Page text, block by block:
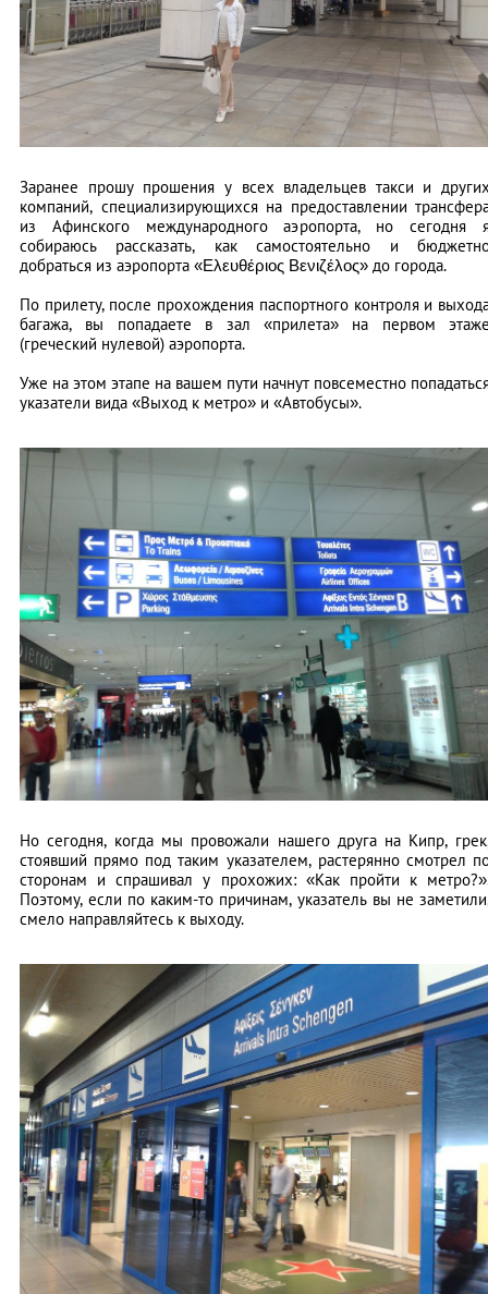
Заранее прошу прошения у всех владельцев такси и
компаний, специализирующихся на предоставлении
из Афинского международного аэропорта, но сегодня
собираюсь рассказать, как самостоятельно и
добраться из аэропорта «Ελευθέριος Βενιζέλος» до города.
По прилету, после прохождения паспортного контроля и
багажа, вы попадаете в зал «прилета» на первом
(греческий нулевой) аэропорта.
Уже на этом этапе на вашем пути начнут повсеместно
указатели вида «Выход к метро» и «Автобусы».
Но сегодня, когда мы провожали нашего друга на Кипр,
стоявший прямо под таким указателем, растерянно смотрел
сторонам и спрашивал у прохожих: «Как пройти к
Поэтому, если по каким-то причинам, указатель вы не
смело направляйтесь к выходу.